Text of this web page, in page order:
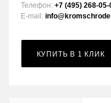
Телефон: +7 (495) 268-05-
E-mail:
КУПИТЬ В 1 КЛИК